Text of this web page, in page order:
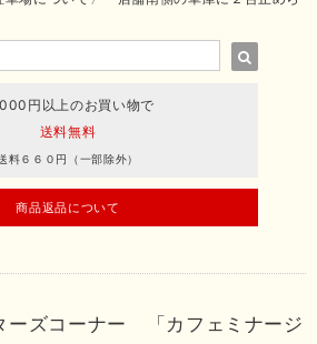
円以上のお買い物で
送料無料
料６６０円（一部除外）
商品返品について
ーズコーナー 「カフェミナージ